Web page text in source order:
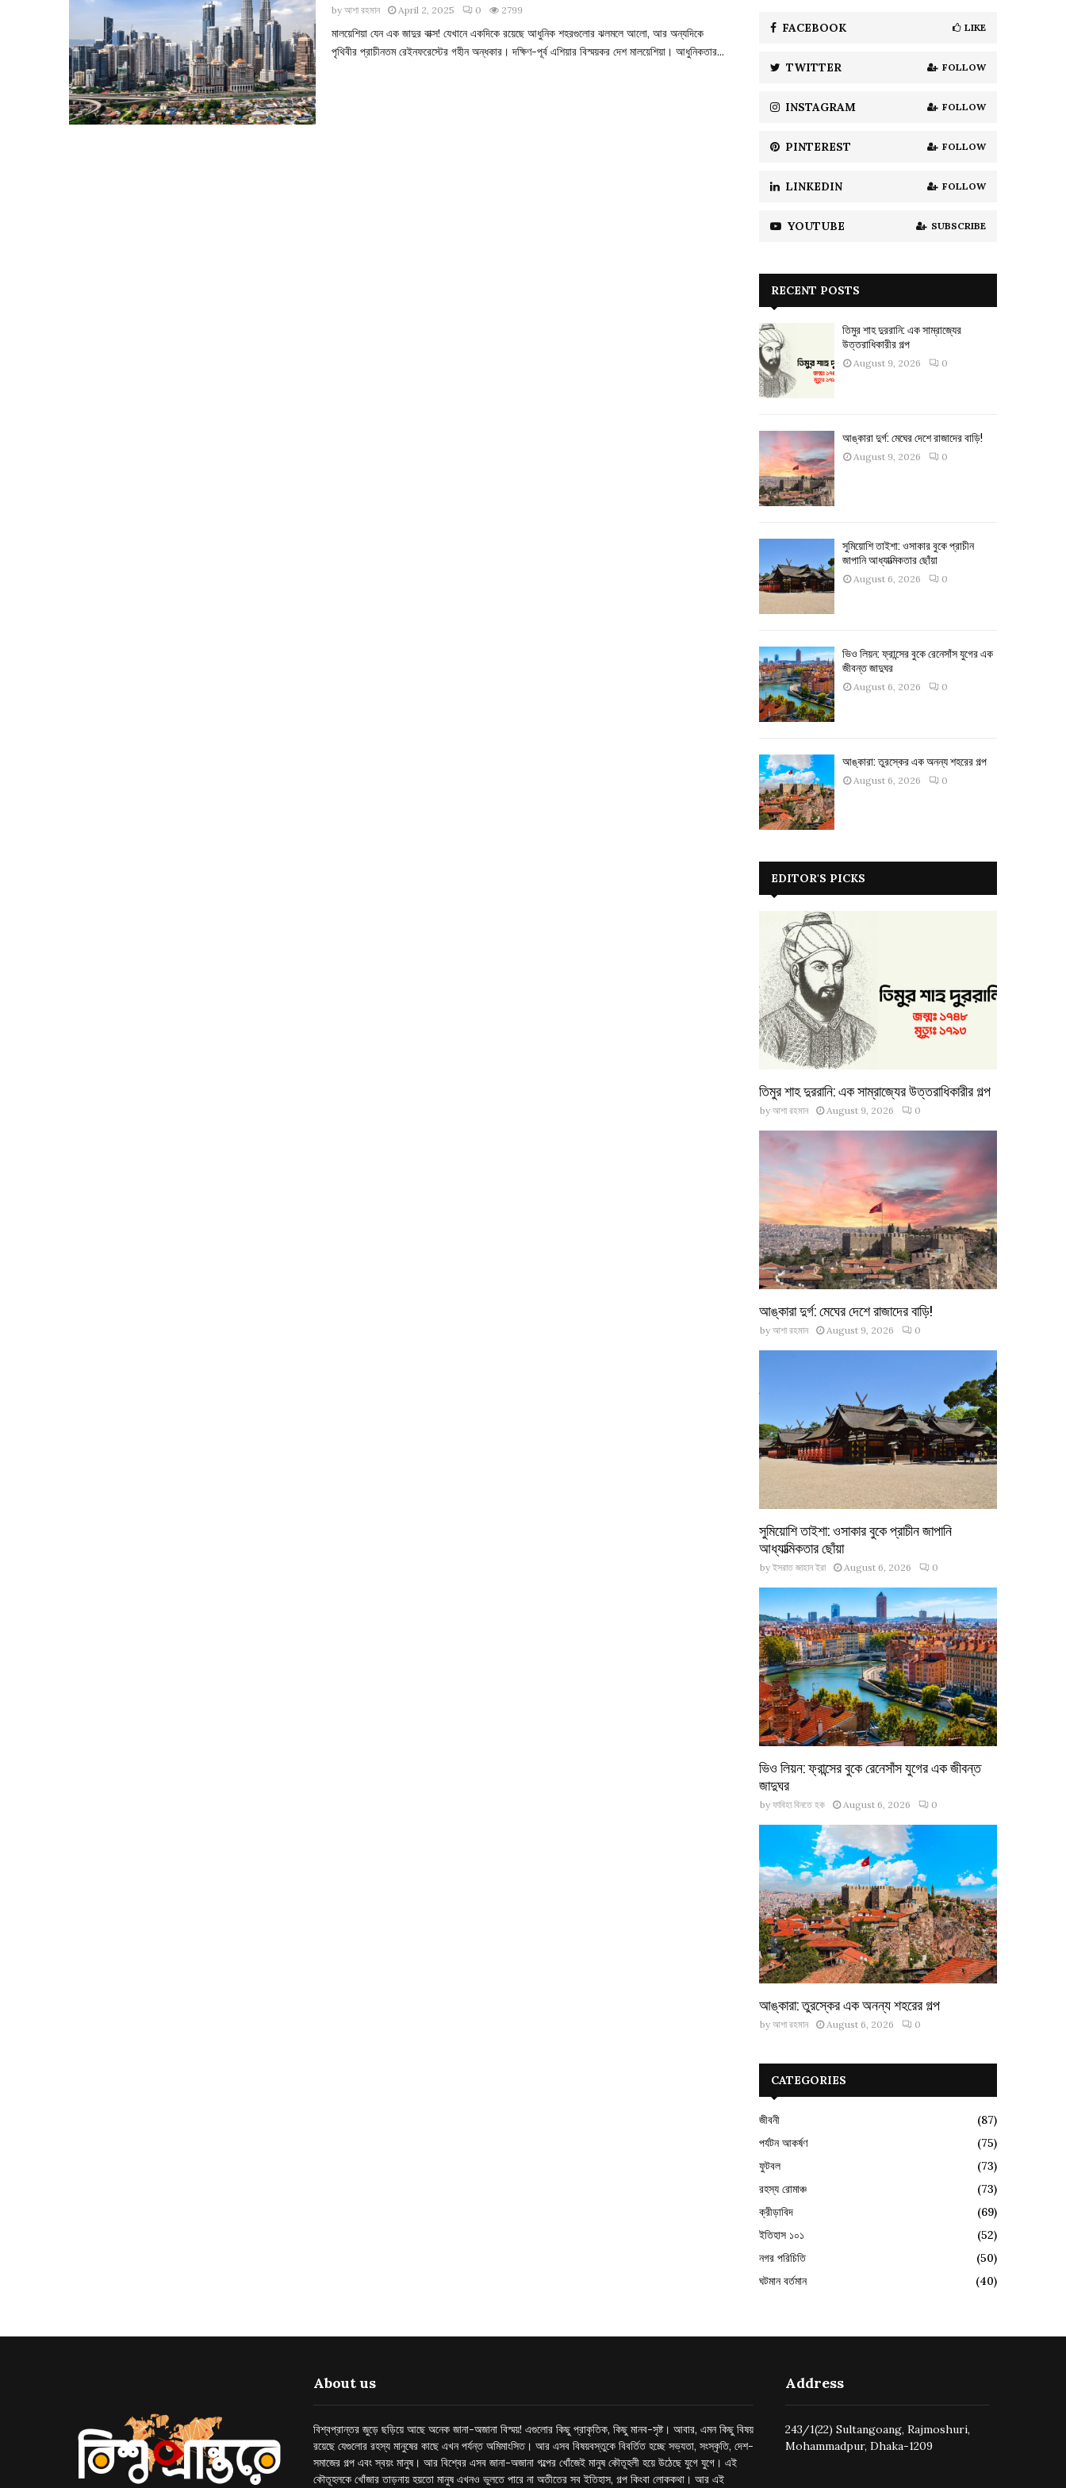
byআশা রহমান April 2, 2025 0 2799
মালয়েশিয়া যেন এক জাদুর বাক্স! যেখানে একদিকে রয়েছে আধুনিক শহরগুলোর ঝলমলে আলো, আর অন্যদিকে
পৃথিবীর প্রাচীনতম রেইনফরেস্টের গহীন অন্ধকার। দক্ষিণ-পূর্ব এশিয়ার বিস্ময়কর দেশ মালয়েশিয়া। আধুনিকতার...
C
H
FACEBOOK LIKE
TWITTER FOLLOW
INSTAGRAM FOLLOW
PINTEREST FOLLOW
LINKEDIN FOLLOW
YOUTUBE SUBSCRIBE
RECENT POSTS
তিমুর শাহ দুররানি: এক সাম্রাজ্যের
উত্তরাধিকারীর গল্প
August 9, 2026 0
আঙ্কারা দুর্গ: মেঘের দেশে রাজাদের বাড়ি!
August 9, 2026 0
সুমিয়োশি তাইশা: ওসাকার বুকে প্রাচীন
জাপানি আধ্যাত্মিকতার ছোঁয়া
August 6, 2026 0
ভিও লিয়ন: ফ্রান্সের বুকে রেনেসাঁস যুগের এক
জীবন্ত জাদুঘর
August 6, 2026 0
আঙ্কারা: তুরস্কের এক অনন্য শহরের গল্প
August 6, 2026 0
EDITOR'S PICKS
তিমুর শাহ দুররানি: এক সাম্রাজ্যের উত্তরাধিকারীর গল্প
by আশা রহমান August 9, 2026 0
আঙ্কারা দুর্গ: মেঘের দেশে রাজাদের বাড়ি!
by আশা রহমান August 9, 2026 0
সুমিয়োশি তাইশা: ওসাকার বুকে প্রাচীন জাপানি
আধ্যাত্মিকতার ছোঁয়া
by ইসরাত জাহান ইরা August 6, 2026 0
ভিও লিয়ন: ফ্রান্সের বুকে রেনেসাঁস যুগের এক জীবন্ত
জাদুঘর
by ফাবিহা বিনতে হক August 6, 2026 0
আঙ্কারা: তুরস্কের এক অনন্য শহরের গল্প
by আশা রহমান August 6, 2026 0
CATEGORIES
জীবনী
(87)
পর্যটন আকর্ষণ
(75)
ফুটবল
(73)
রহস্য রোমাঞ্চ
(73)
ক্রীড়াবিদ
(69)
ইতিহাস ১০১
(52)
নগর পরিচিতি
(50)
ঘটমান বর্তমান
(40)
About us
বিশ্বপ্রান্তর জুড়ে ছড়িয়ে আছে অনেক জানা-অজানা বিস্ময়! এগুলোর কিছু প্রাকৃতিক, কিছু মানব-সৃষ্ট। আবার, এমন কিছু বিষয়
রয়েছে যেগুলোর রহস্য মানুষের কাছে এখন পর্যন্ত অমিমাংসিত। আর এসব বিষয়বস্তুকে বিবর্তিত হচ্ছে সভ্যতা, সংস্কৃতি, দেশ-
সমাজের গল্প এবং স্বয়ং মানুষ। আর বিশ্বের এসব জানা-অজানা গল্পের খোঁজেই মানুষ কৌতূহলী হয়ে উঠেছে যুগে যুগে। এই
কৌতূহলকে খোঁজার তাড়নায় হয়তো মানুষ এখনও ভুলতে পারে না অতীতের সব ইতিহাস, গল্প কিংবা লোককথা। আর এই
Address
243/1(22) Sultangoang, Rajmoshuri,
Mohammadpur, Dhaka-1209